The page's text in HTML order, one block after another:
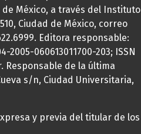
de México, a través del Instituto
Ciudad de México, correo
Editora responsable:
060613011700-203; ISSN
Responsable de la última
s/n, Ciudad Universitaria,
y previa del titular de los